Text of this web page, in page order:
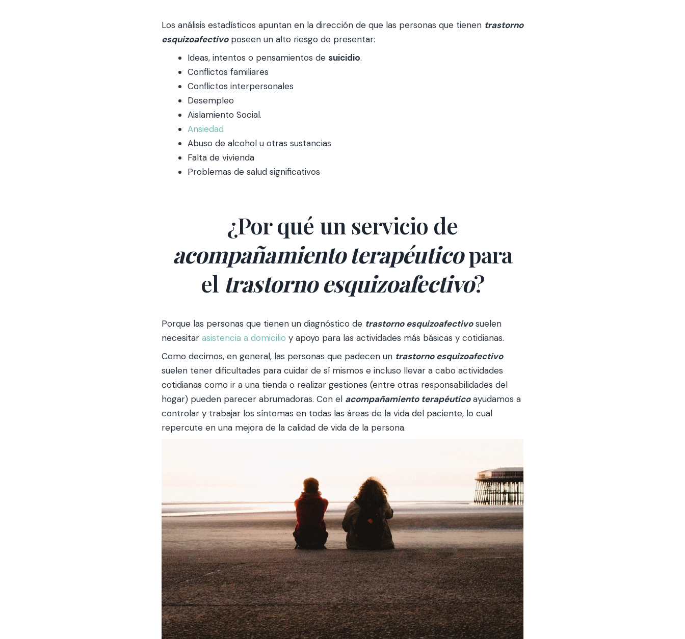
Los análisis estadísticos apuntan en la dirección de que las personas que tienen trastorno
esquizoafectivoposeen un alto riesgo de presentar:
Ideas, intentos o pensamientos de suicidio.
Conflictos familiares
Conflictos interpersonales
Desempleo
Aislamiento Social.
Ansiedad
Abuso de alcohol u otras sustancias
Falta de vivienda
Problemas de salud significativos
¿Por qué un servicio de
acompañamiento terapéuticopara
el trastorno esquizoafectivo?
Porque las personas que tienen un diagnóstico de trastorno esquizoafectivosuelen
necesitar asistencia a domicilio y apoyo para las actividades más básicas y cotidianas.
Como decimos, en general, las personas que padecen un trastorno esquizoafectivo
suelen tener dificultades para cuidar de sí mismos e incluso llevar a cabo actividades
cotidianas como ir a una tienda o realizar gestiones (entre otras responsabilidades del
hogar) pueden parecer abrumadoras. Con el acompañamiento terapéuticoayudamos a
controlar y trabajar los síntomas en todas las áreas de la vida del paciente, lo cual
repercute en una mejora de la calidad de vida de la persona.